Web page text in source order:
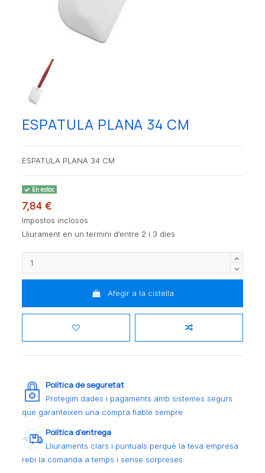
ESPATULA PLANA 34 CM
ESPATULA PLANA 34 CM
En estoc
7,84 €
Impostos inclosos
Lliurament en un termini d’entre 2 i 3 dies
Afegir a la cistella
Política de seguretat
Protegim dades i pagaments amb sistemes segurs
que garanteixen una compra fiable sempre
Política d’entrega
Lliuraments clars i puntuals perquè la teva empresa
rebi la comanda a temps i sense sorpreses